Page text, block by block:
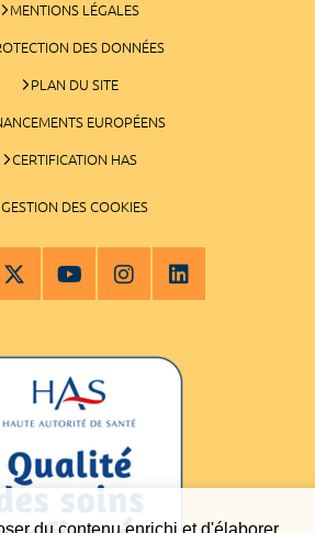
du contenu enrichi et d'élaborer
MENTIONS LÉGALES
DES DONNÉES
PLAN DU SITE
EUROPÉENS
CERTIFICATION HAS
GESTION DES COOKIES